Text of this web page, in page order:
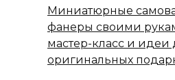
Миниатюрные
фанеры своими
мастер-класс и идеи
оригинальных